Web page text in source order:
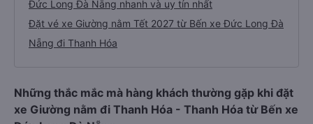
Đức Long Đà Nẵng nhanh và uy tín nhất
Đặt vé xe Giường nằm Tết 2027 từ Bến xe Đức Long Đà
Nẵng đi Thanh Hóa
Những thắc mắc mà hàng khách thường gặp khi đặt
xe Giường nằm đi Thanh Hóa - Thanh Hóa từ Bến xe